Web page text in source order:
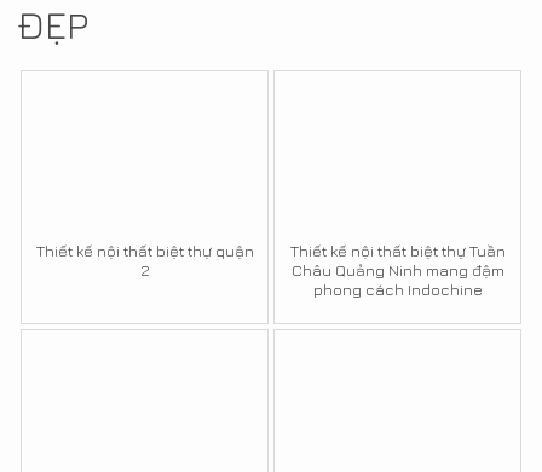
ĐẸP
Thiết kế nội thất biệt thự quận
2
Thiết kế nội thất biệt thự Tuần
Châu Quảng Ninh mang đậm
phong cách Indochine